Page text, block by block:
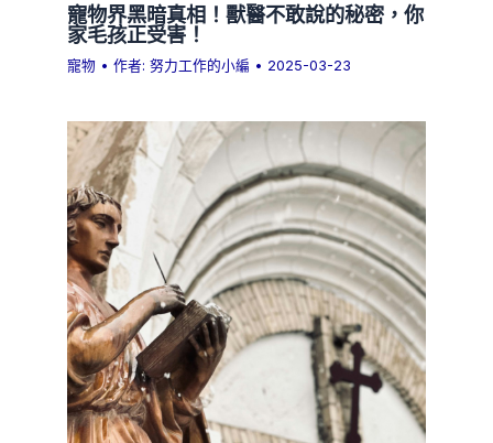
寵物界黑暗真相！獸醫不敢說的秘密，你
家毛孩正受害！
寵物 • 作者:努力工作的小編 • 2025-03-23